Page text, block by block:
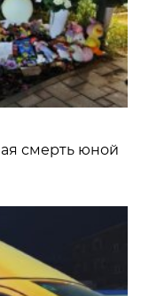
смерть юной